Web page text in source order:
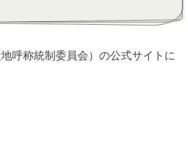
呼称統制委員会）の公式サイトに